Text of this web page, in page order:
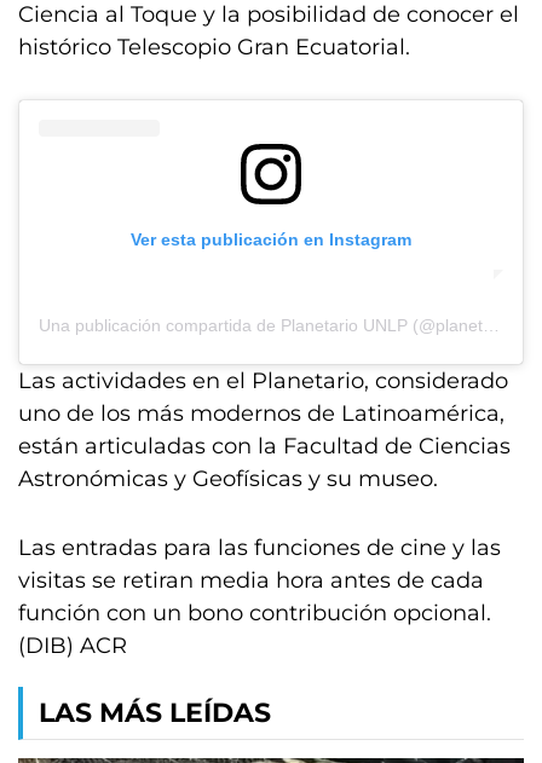
Ciencia al Toque y la posibilidad de conocer el
histórico Telescopio Gran Ecuatorial.
Ver esta publicación en Instagram
Las actividades en el Planetario, considerado
uno de los más modernos de Latinoamérica,
están articuladas con la Facultad de Ciencias
Astronómicas y Geofísicas y su museo.
Las entradas para las funciones de cine y las
visitas se retiran media hora antes de cada
función con un bono contribución opcional.
(DIB) ACR
LAS MÁS LEÍDAS